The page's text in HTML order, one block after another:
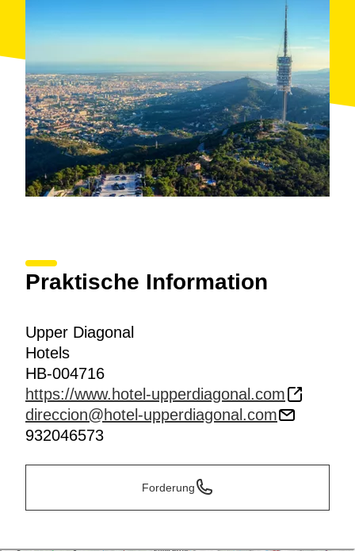
Praktische Information
Upper Diagonal
Hotels
HB-004716
https://www.hotel-upperdiagonal.com
direccion@hotel-upperdiagonal.com
932046573
Forderung